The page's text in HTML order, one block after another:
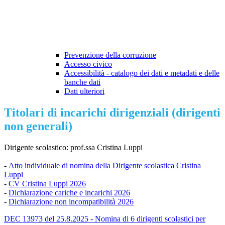
Prevenzione della corruzione
Accesso civico
Accessibilità - catalogo dei dati e metadati e delle
banche dati
Dati ulteriori
Titolari di incarichi dirigenziali (dirigenti
non generali)
Dirigente scolastico: prof.ssa Cristina Luppi
- Atto individuale di nomina della Dirigente scolastica Cristina
Luppi
- CV Cristina Luppi 2026
- Dichiarazione cariche e incarichi 2026
- Dichiarazione non incompatibilità 2026
DEC 13973 del 25.8.2025 - Nomina di 6 dirigenti scolastici per